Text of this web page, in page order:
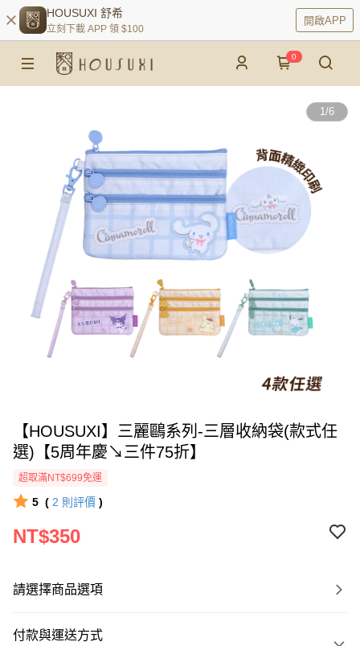
HOUSUXI 舒希
立刻下載 APP 領 $100
開啟APP
0
1/6
【HOUSUXI】三麗鷗系列-三層收納袋(款式任
選)【5周年慶↘三件75折】
超取滿NT$699免運
5 ( 2 則評價 )
NT$350
請選擇商品選項
付款與運送方式